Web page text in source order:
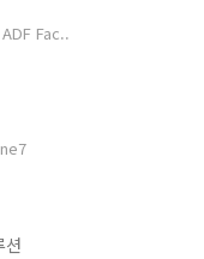
Fac..
션